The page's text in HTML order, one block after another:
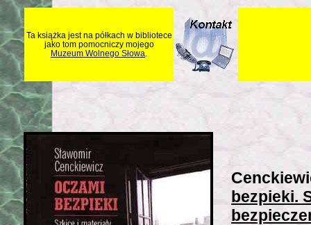
Ta książka jest na półkach w bibliotece
jako tom pomocniczy mojego
Muzeum Wolnego Słowa
bezpieki.